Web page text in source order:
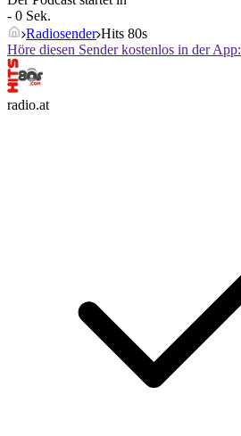
- 0 Sek.
Radiosender Hits 80s
Höre diesen Sender kostenlos in der App:
radio.at